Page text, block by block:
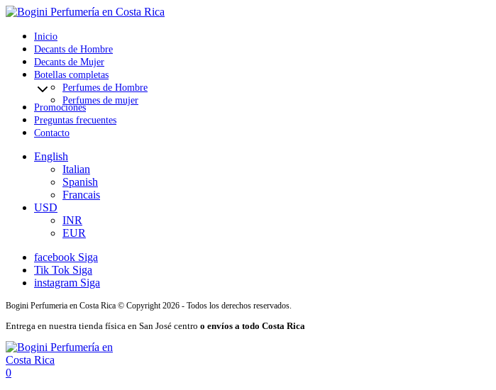
Inicio
Decants de Hombre
Decants de Mujer
Botellas completas
Perfumes de Hombre
Perfumes de mujer
Promociones
Preguntas frecuentes
Contacto
English
Italian
Spanish
Francais
USD
INR
EUR
facebook Siga
Tik Tok Siga
instagram Siga
Bogini Perfumeria en Costa Rica © Copyright 2026 - Todos los derechos reservados.
Entrega en nuestra tienda física en San José centro o envíos a todo Costa Rica
0